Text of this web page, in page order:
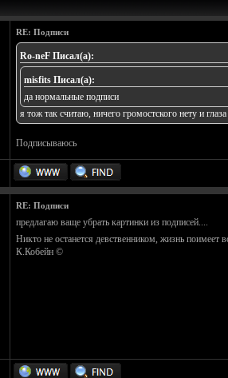
RE: Подписи
Ro-neF Писал(а):
misfits Писал(а):
да нормальные подписи
я тож так считаю, ничего громостского нету и
Подписываюсь
RE: Подписи
предлагаю ваще убрать картинки из подписей....
Никто не останется девственником, жизнь поимеет
К.Кобейн ©